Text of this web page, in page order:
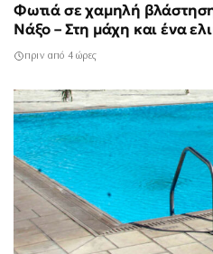
Φωτιά σε χαμηλή
Νάξο – Στη μάχη και ένα
πριν από 4 ώρες